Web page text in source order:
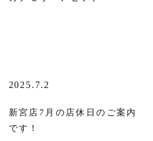
2025.7.2
新宮店7月の店休日のご案内
です！